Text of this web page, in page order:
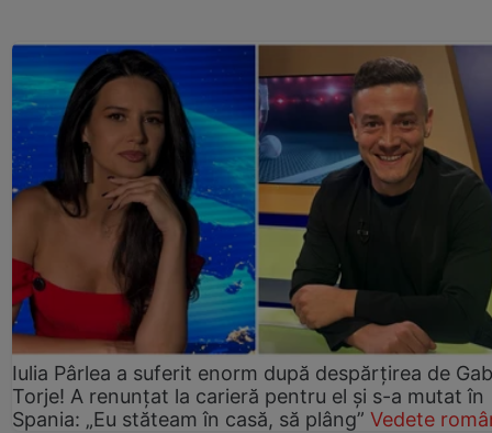
Iulia Pârlea a suferit enorm după despărțirea de
Torje! A renunțat la carieră pentru el și s-a mutat în
Spania: „Eu stăteam în casă, să plâng” Vedete